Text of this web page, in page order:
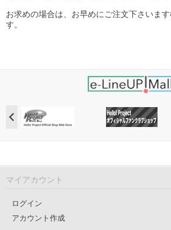
お求めの場合は、お早めにご注文下さいま
す。
マイアカウント
ログイン
アカウント作成